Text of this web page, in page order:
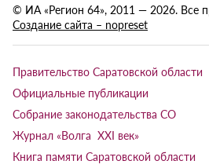
© ИА «Регион 64», 2011 — 2026. Все
Создание сайта – nopreset
Правительство Саратовской области
Официальные публикации
Собрание законодательства СО
Журнал «Волга XXI век»
Книга памяти Саратовской области